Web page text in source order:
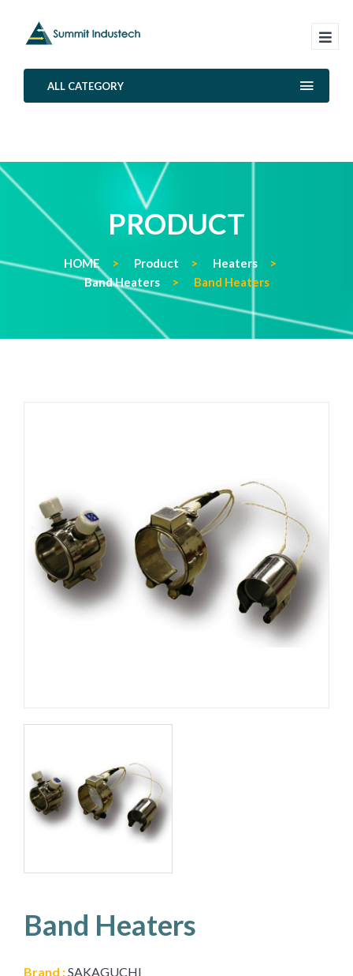
ALL CATEGORY
PRODUCT
HOME Product
Heaters
Band Heaters
Band Heaters
Band Heaters
Brand :SAKAGUCHI